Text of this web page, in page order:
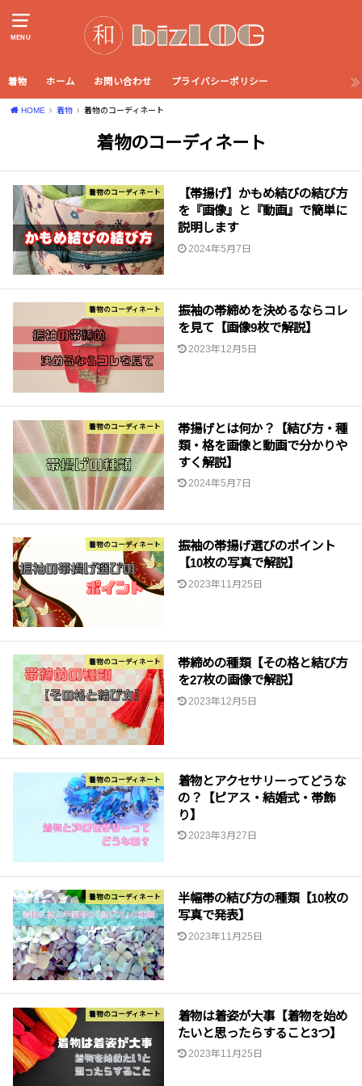
MENU
着物 ホーム お問い合わせ プライバシーポリシー
HOME 着物 着物のコーディネート
着物のコーディネート
着物のコーディネート
【帯揚げ】かもめ結びの結び方
を『画像』と『動画』で簡単に
説明します
2024年5月7日
着物のコーディネート
振袖の帯締めを決めるならコレ
を見て【画像9枚で解説】
2023年12月5日
着物のコーディネート
帯揚げとは何か？【結び方・種
類・格を画像と動画で分かりや
すく解説】
2024年5月7日
着物のコーディネート
振袖の帯揚げ選びのポイント
【10枚の写真で解説】
2023年11月25日
着物のコーディネート
帯締めの種類【その格と結び方
を27枚の画像で解説】
2023年12月5日
着物のコーディネート
着物とアクセサリーってどうな
の？【ピアス・結婚式・帯飾
り】
2023年3月27日
着物のコーディネート
半幅帯の結び方の種類【10枚の
写真で発表】
2023年11月25日
着物のコーディネート
着物は着姿が大事【着物を始め
たいと思ったらすること3つ】
2023年11月25日